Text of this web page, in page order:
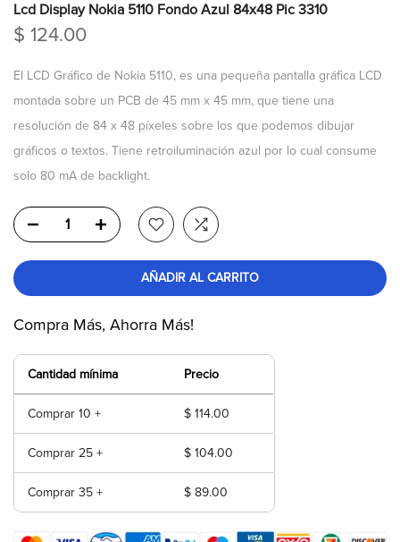
Lcd Display Nokia 5110 Fondo Azul 84x48 Pic 3310
$ 124.00
El LCD Gráfico de Nokia 5110, es una pequeña pantalla gráfica LCD
montada sobre un PCB de 45 mm x 45 mm, que tiene una
resolución de 84 x 48 píxeles sobre los que podemos dibujar
gráficos o textos. Tiene retroiluminación azul por lo cual consume
solo 80 mA de backlight.
AÑADIR AL CARRITO
Compra Más, Ahorra Más!
Cantidad mínima Precio
Comprar 10 + $ 114.00
Comprar 25 + $ 104.00
Comprar 35 + $ 89.00